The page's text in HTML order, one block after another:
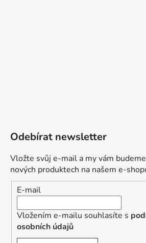
Odebírat newsletter
Vložte svůj e-mail a my vám
nových produktech na našem e-
E-mail
Vložením e-mailu souhlasíte s
osobních údajů